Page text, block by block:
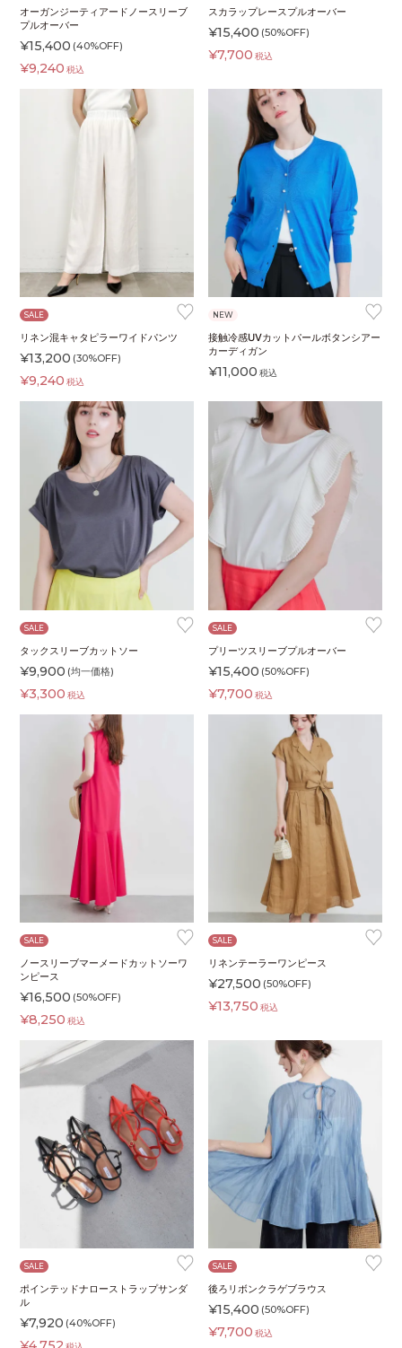
オーガンジーティアードノースリーブ
プルオーバー
¥15,400 (40%OFF)
¥9,240 税込
スカラップレースプルオーバー
¥15,400 (50%OFF)
¥7,700 税込
♥
SALE
リネン混キャタピラーワイドパンツ
¥13,200 (30%OFF)
¥9,240 税込
♥
NEW
接触冷感UVカットパールボタンシアー
カーディガン
¥11,000 税込
♥
SALE
タックスリーブカットソー
¥9,900 (均一価格)
¥3,300 税込
♥
SALE
プリーツスリーブプルオーバー
¥15,400 (50%OFF)
¥7,700 税込
♥
SALE
ノースリーブマーメードカットソーワ
ンピース
¥16,500 (50%OFF)
¥8,250 税込
♥
SALE
リネンテーラーワンピース
¥27,500 (50%OFF)
¥13,750 税込
♥
SALE
ポインテッドナローストラップサンダ
ル
¥7,920 (40%OFF)
♥
SALE
後ろリボンクラゲブラウス
¥15,400 (50%OFF)
¥7,700 税込